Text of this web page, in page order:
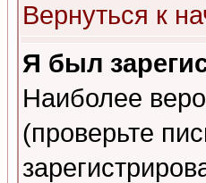
Вернуться к
Я был
Наиболее
(проверьте